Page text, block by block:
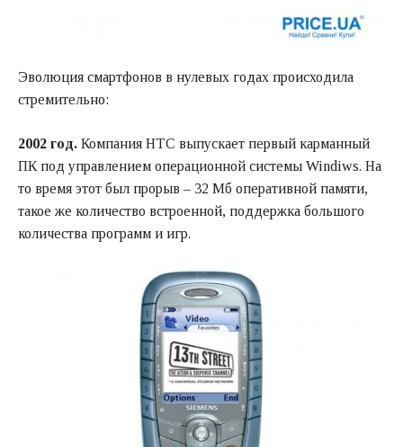
Эволюция смартфонов в нулевых годах происходила
стремительно:
2002 год. Компания HTC выпускает первый карманный
ПК под управлением операционной системы Windiws. На
то время этот был прорыв – 32 Мб оперативной памяти,
такое же количество встроенной, поддержка большого
количества программ и игр.